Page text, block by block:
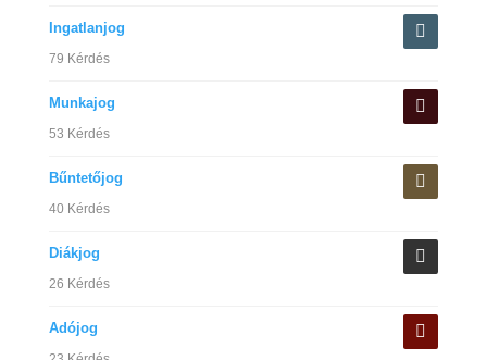
Ingatlanjog
79 Kérdés
Munkajog
53 Kérdés
Bűntetőjog
40 Kérdés
Diákjog
26 Kérdés
Adójog